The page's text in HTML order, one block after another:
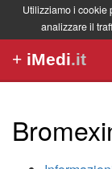
Utilizziamo i cookie
analizzare il
+ iMedi.it